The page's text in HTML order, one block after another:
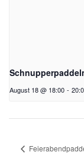
August 18 @ 18:00 -